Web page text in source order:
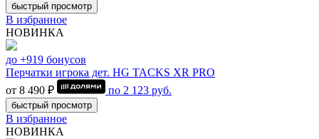
быстрый просмотр
В избранное
НОВИНКА
до +919 бонусов
Перчатки игрока дет. HG TACKS XR PRO
от 8 490 ₽
по 2 123 руб.
быстрый просмотр
В избранное
НОВИНКА